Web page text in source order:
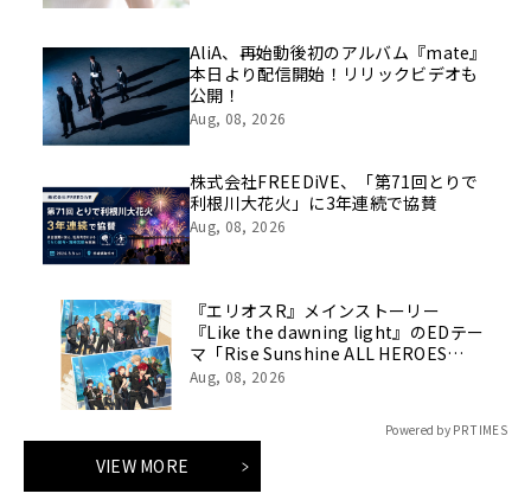
AliA、再始動後初のアルバム『mate』
本日より配信開始！リリックビデオも
公開！
Aug, 08, 2026
株式会社FREEDiVE、「第71回とりで
利根川大花火」に3年連続で協賛
Aug, 08, 2026
『エリオスR』メインストーリー
『Like the dawning light』のEDテー
マ「Rise Sunshine ALL HEROES
Ver.」がフルサイズ配信決定！
Aug, 08, 2026
Powered by PR TIMES
VIEW MORE